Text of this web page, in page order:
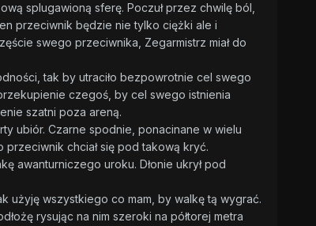
splugawioną sferę. Poczuł przez chwilę ból,
przeciwnik będzie nie tylko ciężki ale i
swego przeciwnika, Zegarmistrz miał do
tak by utraciło bezpowrotnie cel swego
czegoś, by cel swego istnienia
szatni poza areną.
ubiór. Czarne spodnie, ponacinane w wielu
chciał się pod takową kryć.
awanturniczego uroku. Dłonie ukrył pod
użyję wszystkiego co mam, by walkę tą wygrać.
rysując na nim szeroki na półtorej metra